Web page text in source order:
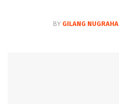
BY GILANG NUGRAHA